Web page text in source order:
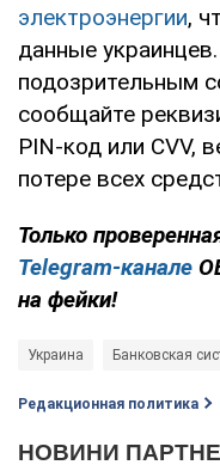
электроэнергии,
данные
подозрительным
сообщайте
PIN-код или CVV,
потере всех
Только
Telegram-канале
на фейки!
Украина Банковская
Редакционная политика